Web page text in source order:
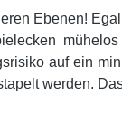
Ebenen!
auf ein
werden.